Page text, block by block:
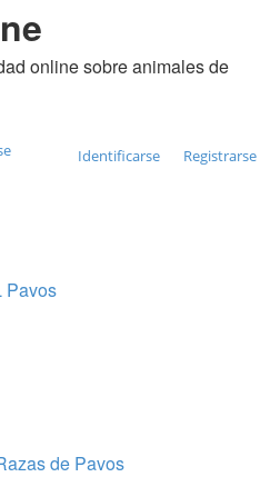
online sobre animales de
Identificarse Registrarse
Pavos
de Pavos